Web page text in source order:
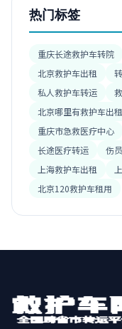
热门标签
重庆长途救护车转院
北京救护车出租
私人救护车转运
北京哪里有救护车出租
重庆市急救医疗中心
长途医疗转运
伤
上海救护车出租
北京120救护车租用